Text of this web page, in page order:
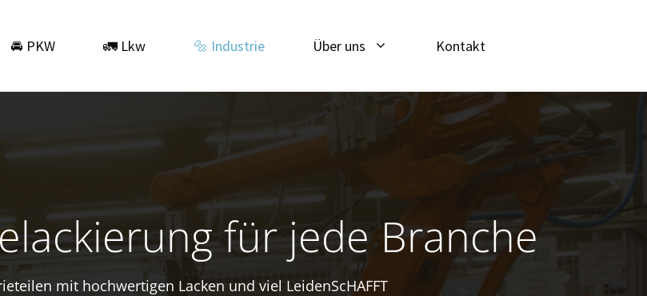
🚘 PKW 🚛 Lkw 🔩 Industrie Über uns Kontakt
für jede Branche
mit hochwertigen Lacken und viel LeidenScHAFFT